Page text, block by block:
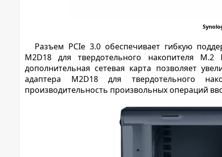
Разъем PCIe 3.0 обеспечивает гибкую
M2D18 для твердотельного накопителя
дополнительная сетевая карта позволяет
адаптера M2D18 для твердотельного
производительность произвольных операций